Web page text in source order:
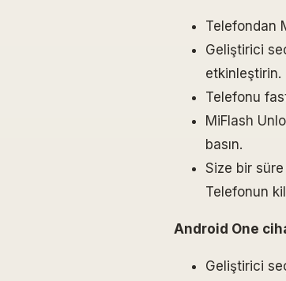
Telefondan
Geliştirici
etkinleştirin.
Telefonu
MiFlash
basın.
Size bir
Telefonun
Android One
Geliştirici